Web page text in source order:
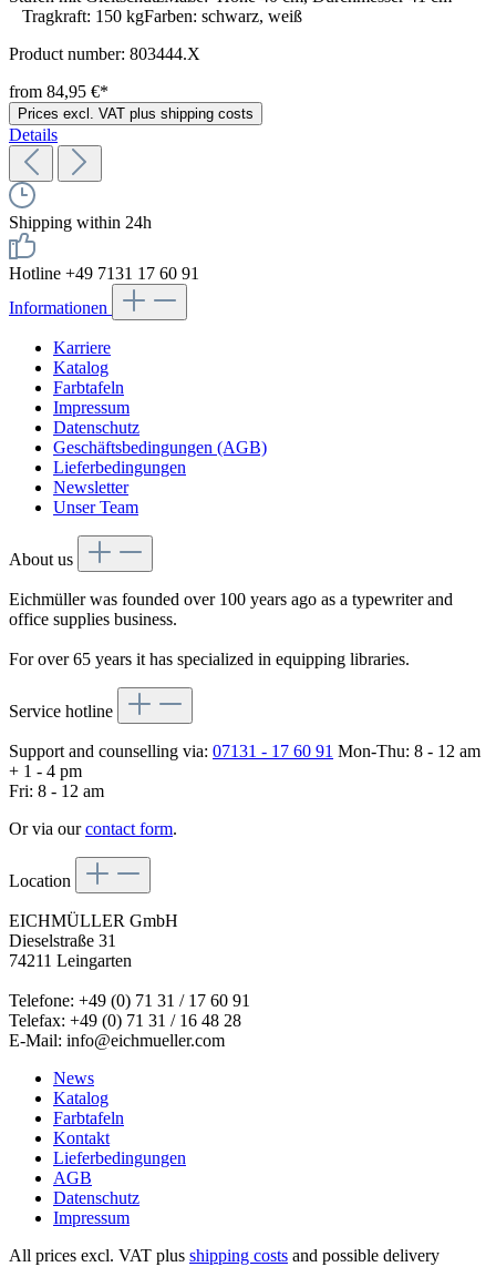
Tragkraft: 150 kgFarben: schwarz, weiß
Product number: 803444.X
from 84,95 €*
Prices excl. VAT plus shipping costs
Details
Shipping within 24h
Hotline +49 7131 17 60 91
Informationen
Karriere
Katalog
Farbtafeln
Impressum
Datenschutz
Geschäftsbedingungen (AGB)
Lieferbedingungen
Newsletter
Unser Team
About us
Eichmüller was founded over 100 years ago as a typewriter and
office supplies business.
For over 65 years it has specialized in equipping libraries.
Service hotline
Support and counselling via: 07131 - 17 60 91 Mon-Thu: 8 - 12 am
+ 1 - 4 pm
Fri: 8 - 12 am
Or via ourcontact form.
Location
EICHMÜLLER GmbH
Dieselstraße 31
74211 Leingarten
Telefone: +49 (0) 71 31 / 17 60 91
Telefax: +49 (0) 71 31 / 16 48 28
E-Mail: info@eichmueller.com
News
Katalog
Farbtafeln
Kontakt
Lieferbedingungen
AGB
Datenschutz
Impressum
All prices excl. VAT plus shipping costs and possible delivery